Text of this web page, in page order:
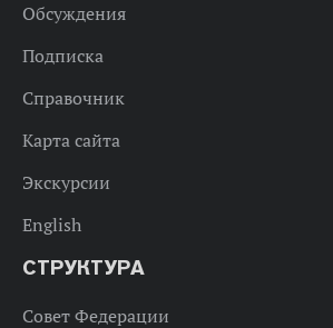
Обсуждения
Подписка
Справочник
Карта сайта
Экскурсии
English
СТРУКТУРА
Совет Федерации